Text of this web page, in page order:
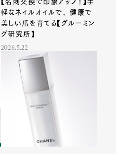
軽なネイルオイルで、 健康で
美しい爪を育てる【グルーミン
グ研究所】
2026.5.22